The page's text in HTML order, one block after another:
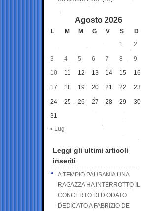
Agosto 2026
L M M G V S
D
1
2
3 4 5 6 7 8 9
10 11 12 13 14 15 16
17 18 19 20 21 22 23
24 25 26 27 28 29 30
31
« Lug
Leggi gli ultimi articoli
inseriti
A TEMPIO PAUSANIA UNA
RAGAZZA HA INTERROTTO IL
CONCERTO DI DIODATO
DEDICATO A FABRIZIO DE